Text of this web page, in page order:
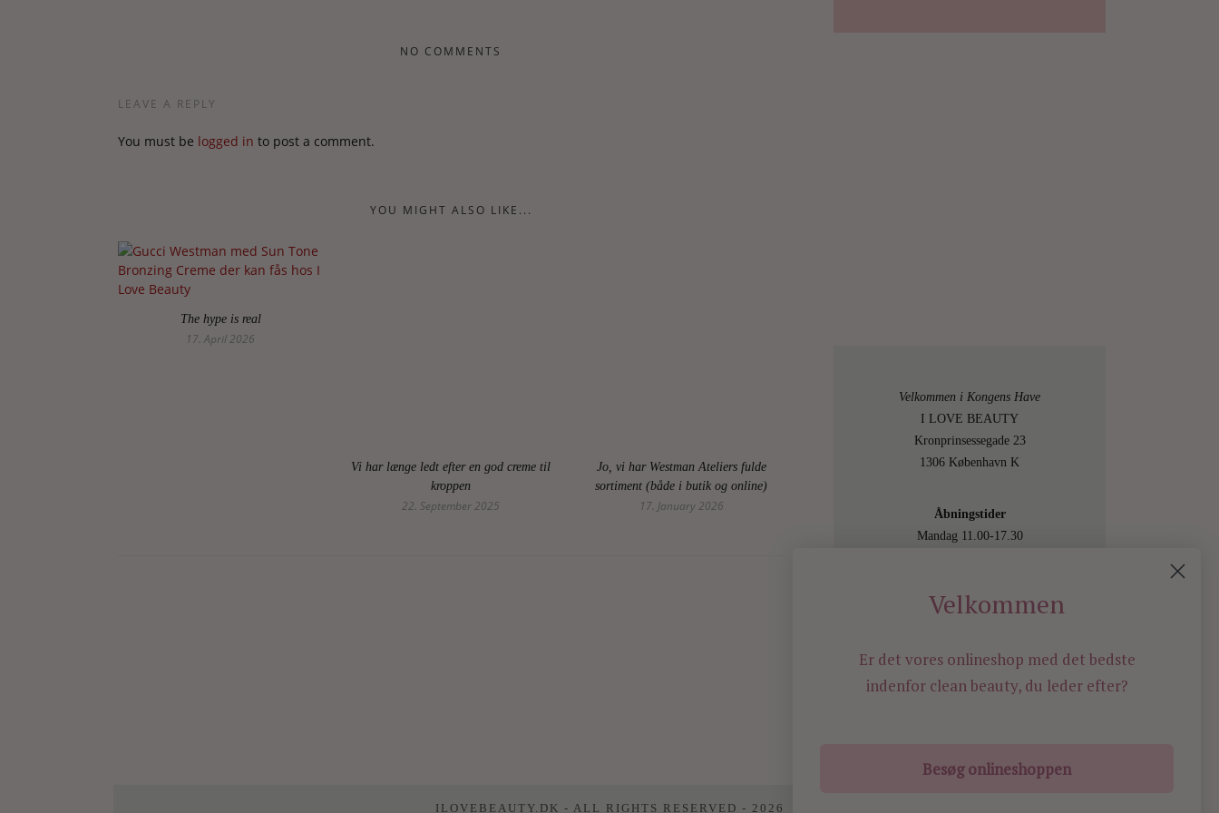
NO COMMENTS
LEAVE A REPLY
You must be logged in to post a comment.
YOU MIGHT ALSO LIKE...
The hype is real
17. April 2026
Vi har længe ledt efter en god creme til
kroppen
22. September 2025
Jo, vi har Westman Ateliers fulde
sortiment (både i butik og online)
17. January 2026
Velkommen i Kongens Have
I LOVE BEAUTY
Kronprinsessegade 23
1306 København K
Åbningstider
Mandag 11.00-17.30
Torsdag 11.00-17.30
Besøg os også online på
shop.ilovebeauty.dk
ILOVEBEAUTY.DK - ALL RIGHTS RESERVED - 2026
Velkommen
Er det vores onlineshop med det bedste
indenfor clean beauty, du leder efter?
Besøg onlineshoppen